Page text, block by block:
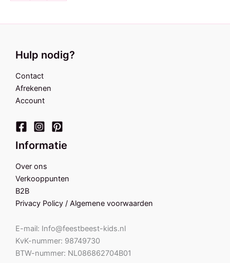
Hulp nodig?
Contact
Afrekenen
Account
Informatie
Over ons
Verkooppunten
B2B
Privacy Policy / Algemene voorwaarden
E-mail: Info@feestbeest-kids.nl
KvK-nummer: 98749730
BTW-nummer: NL086862704B01